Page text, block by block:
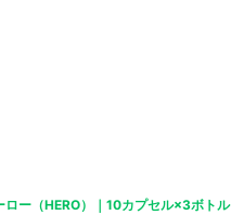
ロー（HERO）｜10カプセル×3ボトル